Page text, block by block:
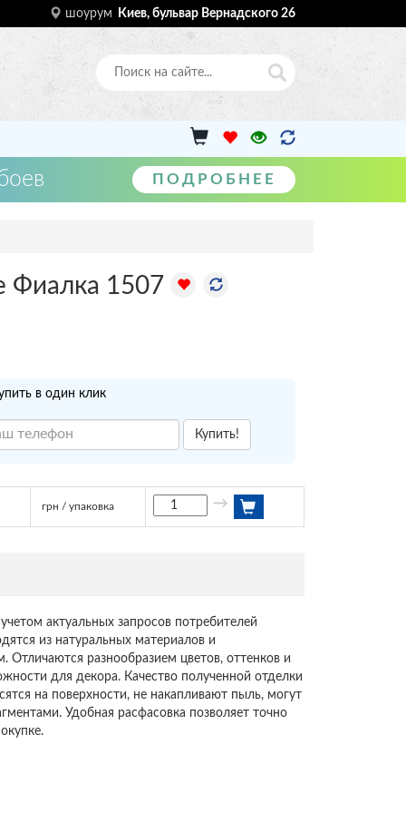
шоурум Киев, бульвар Вернадского 26
ПОДРОБНЕЕ
1507
в один клик
Купить!
грн / упаковка →
актуальных запросов потребителей
из натуральных материалов и
разнообразием цветов, оттенков и
для декора. Качество полученной отделки
на поверхности, не накапливают пыль, могут
Удобная расфасовка позволяет точно